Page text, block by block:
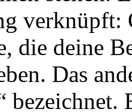
verknüpft:
die deine
Das